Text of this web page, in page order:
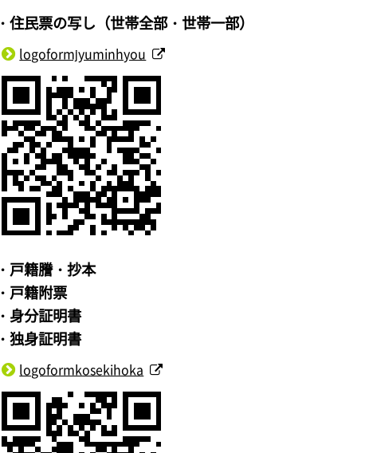
・住民票の写し（世帯全部・世帯一部）
logoformjyuminhyou
・戸籍謄・抄本
・戸籍附票
・身分証明書
・独身証明書
logoformkosekihoka